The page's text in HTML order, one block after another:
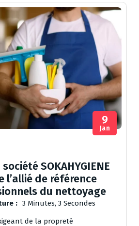
9
Jan
SOKAHYGIENE
l’allié de référence
du nettoyage
: 3 Minutes, 3 Secondes
de la propreté